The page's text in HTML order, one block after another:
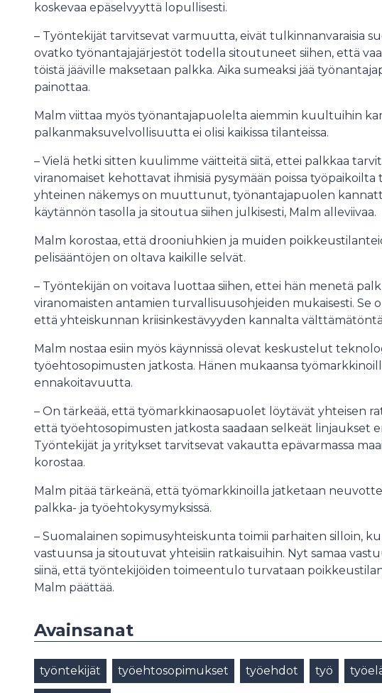
koskevaa epäselvyyttä lopullisesti.
– Työntekijät tarvitsevat varmuutta, eivät tulkinnanvaraisia
ovatko työnantajajärjestöt todella sitoutuneet siihen, että
töistä jääville maksetaan palkka. Aika sumeaksi jää
painottaa.
Malm viittaa myös työnantajapuolelta aiemmin kuultuihin
palkanmaksuvelvollisuutta ei olisi kaikissa tilanteissa.
– Vielä hetki sitten kuulimme väitteitä siitä, ettei palkkaa
viranomaiset kehottavat ihmisiä pysymään poissa työpaikoilta
yhteinen näkemys on muuttunut, työnantajapuolen
käytännön tasolla ja sitoutua siihen julkisesti, Malm alleviivaa.
Malm korostaa, että drooniuhkien ja muiden
pelisääntöjen on oltava kaikille selvät.
– Työntekijän on voitava luottaa siihen, ettei hän menetä
viranomaisten antamien turvallisuusohjeiden mukaisesti. Se
että yhteiskunnan kriisinkestävyyden kannalta
Malm nostaa esiin myös käynnissä olevat keskustelut
työehtosopimusten jatkosta. Hänen mukaansa
ennakoitavuutta.
– On tärkeää, että työmarkkinaosapuolet löytävät yhteisen
että työehtosopimusten jatkosta saadaan selkeät linjaukset
Työntekijät ja yritykset tarvitsevat vakautta epävarmassa
korostaa.
Malm pitää tärkeänä, että työmarkkinoilla jatketaan
palkka- ja työehtokysymyksissä.
– Suomalainen sopimusyhteiskunta toimii parhaiten silloin,
vastuunsa ja sitoutuvat yhteisiin ratkaisuihin. Nyt samaa
siinä, että työntekijöiden toimeentulo turvataan
Malm päättää.
Avainsanat
työntekijät työehtosopimukset työehdot työ